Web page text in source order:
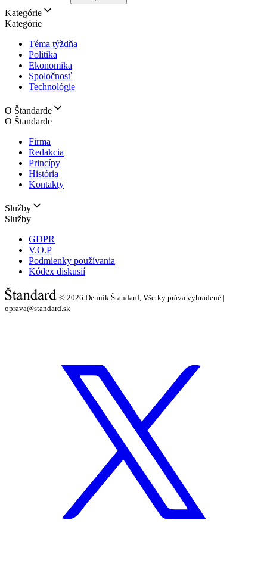
Kategórie
Kategórie
Téma týždňa
Politika
Ekonomika
Spoločnosť
Technológie
O Štandarde
O Štandarde
Firma
Redakcia
Princípy
História
Kontakty
Služby
Služby
GDPR
V.O.P
Podmienky používania
Kódex diskusií
© 2026 Denník Štandard, Všetky práva vyhradené |
oprava@standard.sk